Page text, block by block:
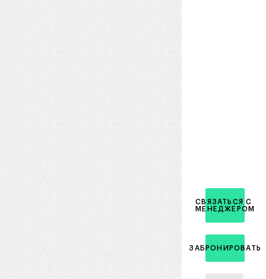
СВЯЗАТЬСЯ С
МЕНЕДЖЕРОМ
ЗАБРОНИРОВАТЬ